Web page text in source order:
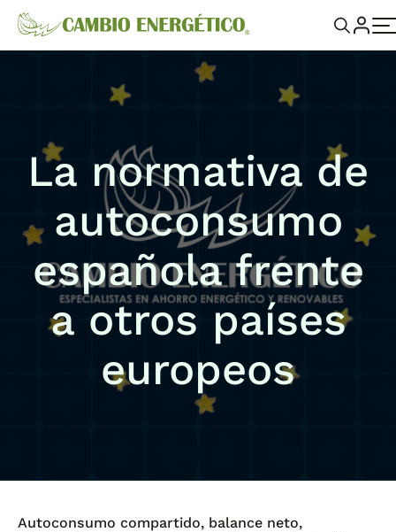
La normativa de
autoconsumo
española frente
a otros países
europeos
Autoconsumo compartido, balance neto,